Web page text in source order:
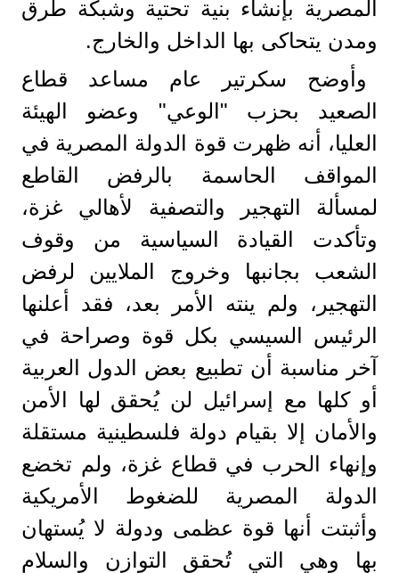
المصرية بإنشاء بنية تحتية وشبكة طرق
ومدن يتحاكى بها الداخل والخارج.
وأوضح سكرتير عام مساعد قطاع
الصعيد بحزب "الوعي" وعضو الهيئة
العليا، أنه ظهرت قوة الدولة المصرية في
المواقف الحاسمة بالرفض القاطع
لمسألة التهجير والتصفية لأهالي غزة،
وتأكدت القيادة السياسية من وقوف
الشعب بجانبها وخروج الملايين لرفض
التهجير، ولم ينته الأمر بعد، فقد أعلنها
الرئيس السيسي بكل قوة وصراحة في
آخر مناسبة أن تطبيع بعض الدول العربية
أو كلها مع إسرائيل لن يُحقق لها الأمن
والأمان إلا بقيام دولة فلسطينية مستقلة
وإنهاء الحرب في قطاع غزة، ولم تخضع
الدولة المصرية للضغوط الأمريكية
وأثبتت أنها قوة عظمى ودولة لا يُستهان
بها وهي التي تُحقق التوازن والسلام